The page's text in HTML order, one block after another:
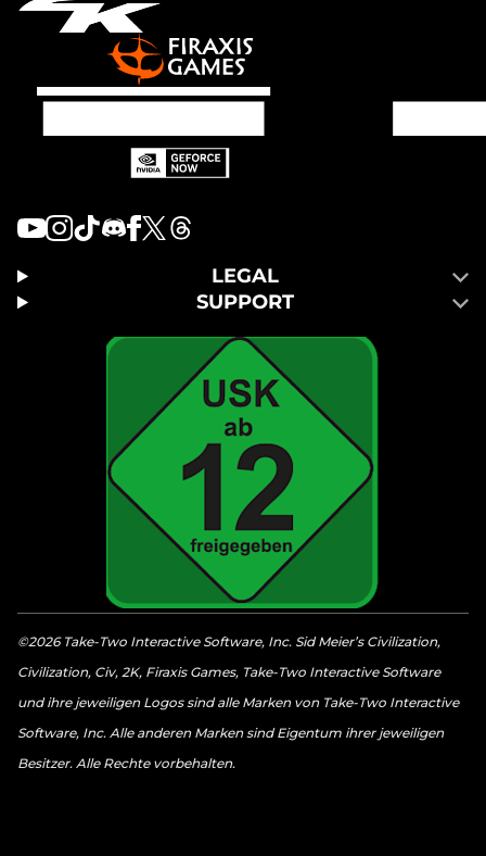
LEGAL
SUPPORT
©2026 Take-Two Interactive Software, Inc. Sid Meier’s Civilization,
Civilization, Civ, 2K, Firaxis Games, Take-Two Interactive Software
und ihre jeweiligen Logos sind alle Marken von Take-Two Interactive
Software, Inc. Alle anderen Marken sind Eigentum ihrer jeweiligen
Besitzer. Alle Rechte vorbehalten.